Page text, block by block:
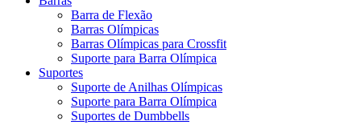
Barra de Flexão
Barras Olímpicas
Barras Olímpicas para Crossfit
Suporte para Barra Olímpica
Suportes
Suporte de Anilhas Olímpicas
Suporte para Barra Olímpica
Suportes de Dumbbells